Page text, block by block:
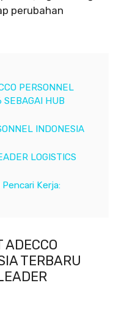
perubahan
PERSONNEL
SEBAGAI HUB
INDONESIA
LOGISTICS
Kerja:
ADECCO
TERBARU